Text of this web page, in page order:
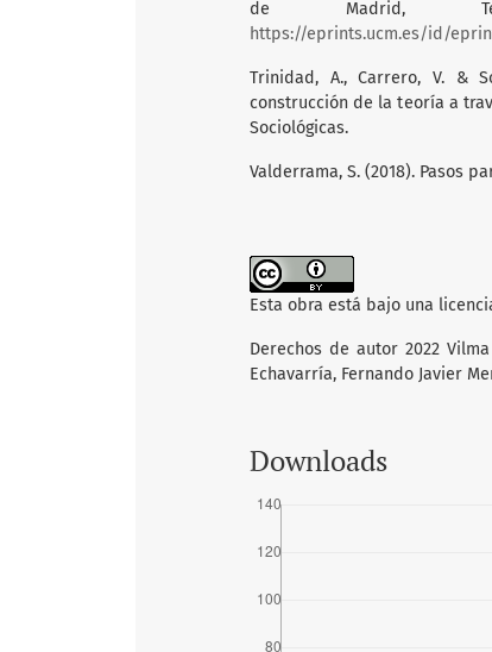
de Madrid,
https://eprints.ucm.es/id/
Trinidad, A., Carrero, V. &
construcción de la teoría a
Sociológicas.
Valderrama, S. (2018). Pasos
Esta obra está bajo una
Derechos de autor 2022
Echavarría, Fernando Javier
Downloads